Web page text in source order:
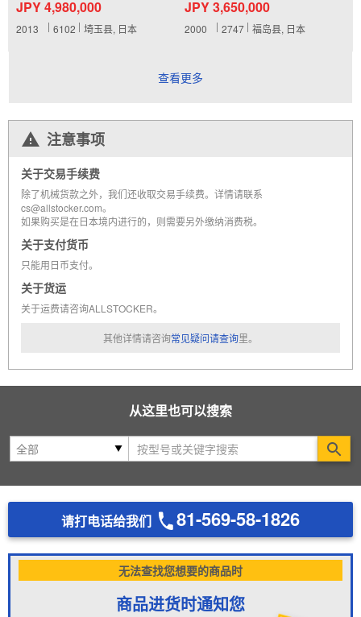
JPY 4,980,000
2013 6102 埼玉县, 日本
JPY 3,650,000
2000 2747 福岛县, 日本
查看更多
注意事项
关于交易手续费
除了机械货款之外，我们还收取交易手续费。详情请联系
cs@allstocker.com。
如果购买是在日本境内进行的，则需要另外缴纳消费税。
关于支付货币
只能用日币支付。
关于货运
关于运费请咨询ALLSTOCKER。
其他详情请咨询常见疑问请查询里。
从这里也可以搜索
请打电话给我们 81-569-58-1826
无法查找您想要的商品时
商品进货时通知您